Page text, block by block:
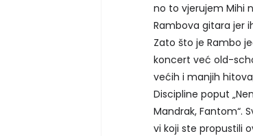
no to vjerujem Mihi
Rambova gitara jer
Zato što je Rambo
koncert već old-
većih i manjih
Discipline poput
Mandrak, Fantom“.
vi koji ste propustili